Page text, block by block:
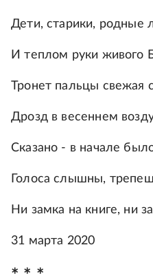
Дети, старики, родные
И теплом руки живого
Тронет пальцы свежая
Дрозд в весеннем
Сказано - в начале
Голоса слышны,
Ни замка на книге, ни
31 марта 2020